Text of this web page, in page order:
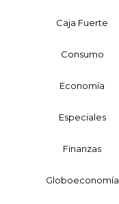
Caja Fuerte
Consumo
Economía
Especiales
Finanzas
Globoeconomía